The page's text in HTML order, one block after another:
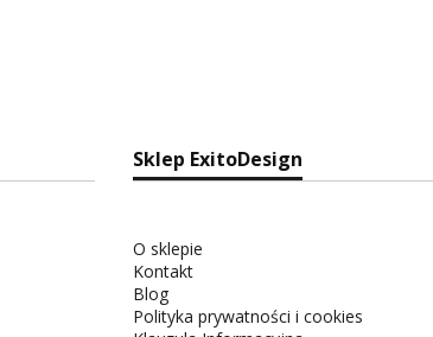
Sklep ExitoDesign
O sklepie
Kontakt
Blog
Polityka prywatności i cookies